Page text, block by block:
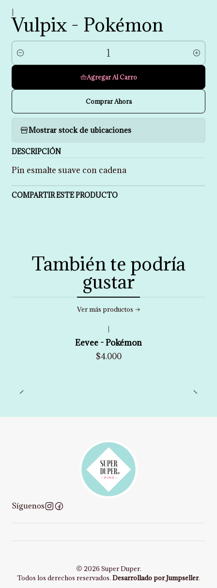
Vulpix - Pokémon
Cantidad
Agregar Al Carro
Comprar Ahora
Mostrar stock de ubicaciones
DESCRIPCIÓN
Pin esmalte suave con cadena
COMPARTIR ESTE PRODUCTO
También te podría
gustar
Ver más productos
Eevee - Pokémon
$4.000
Síguenos
2026 Super Duper.
Todos los derechos reservados. Desarrollado por Jumpseller.